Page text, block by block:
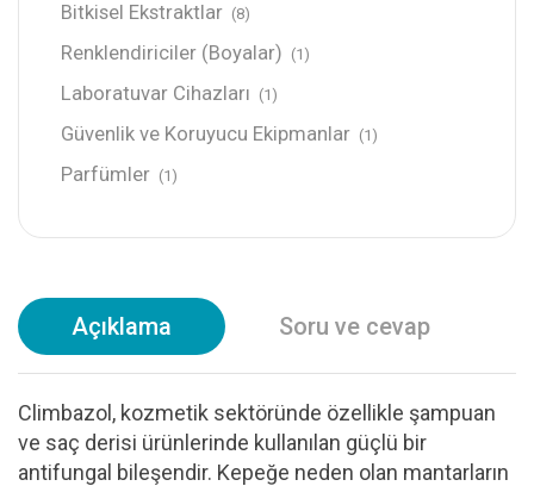
Bitkisel Ekstraktlar (8)
Renklendiriciler (Boyalar) (1)
Laboratuvar Cihazları (1)
Güvenlik ve Koruyucu Ekipmanlar (1)
Parfümler (1)
Açıklama Soru ve cevap
Climbazol, kozmetik sektöründe özellikle şampuan
ve saç derisi ürünlerinde kullanılan güçlü bir
antifungal bileşendir. Kepeğe neden olan mantarların